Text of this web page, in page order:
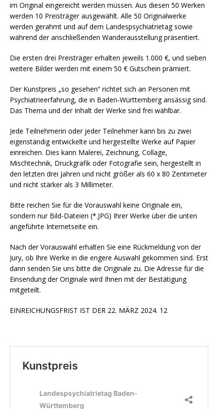
im Original eingereicht werden müssen. Aus diesen 50 Werken
werden 10 Preisträger ausgewählt. Alle 50 Originalwerke
werden gerahmt und auf dem Landespsychiatrietag sowie
während der anschließenden Wanderausstellung präsentiert.
Die ersten drei Preisträger erhalten jeweils 1.000 €, und sieben
weitere Bilder werden mit einem 50 € Gutschein prämiert.
Der Kunstpreis „so gesehen“ richtet sich an Personen mit
Psychiatrieerfahrung, die in Baden-Württemberg ansässig sind.
Das Thema und der Inhalt der Werke sind frei wählbar.
Jede Teilnehmerin oder jeder Teilnehmer kann bis zu zwei
eigenständig entwickelte und hergestellte Werke auf Papier
einreichen. Dies kann Malerei, Zeichnung, Collage,
Mischtechnik, Druckgrafik oder Fotografie sein, hergestellt in
den letzten drei Jahren und nicht größer als 60 x 80 Zentimeter
und nicht stärker als 3 Millimeter.
Bitte reichen Sie für die Vorauswahl keine Originale ein,
sondern nur Bild-Dateien (*.JPG) Ihrer Werke über die unten
angeführte Internetseite ein.
Nach der Vorauswahl erhalten Sie eine Rückmeldung von der
Jury, ob Ihre Werke in die engere Auswahl gekommen sind. Erst
dann senden Sie uns bitte die Originale zu. Die Adresse für die
Einsendung der Originale wird Ihnen mit der Bestätigung
mitgeteilt.
EINREICHUNGSFRIST IST DER 22. MÄRZ 2024. 12